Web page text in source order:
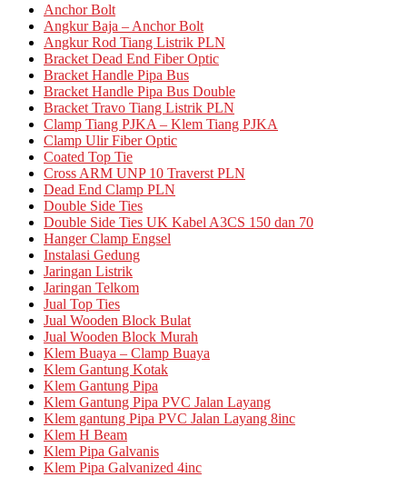
Anchor Bolt
Angkur Baja – Anchor Bolt
Angkur Rod Tiang Listrik PLN
Bracket Dead End Fiber Optic
Bracket Handle Pipa Bus
Bracket Handle Pipa Bus Double
Bracket Travo Tiang Listrik PLN
Clamp Tiang PJKA – Klem Tiang PJKA
Clamp Ulir Fiber Optic
Coated Top Tie
Cross ARM UNP 10 Traverst PLN
Dead End Clamp PLN
Double Side Ties
Double Side Ties UK Kabel A3CS 150 dan 70
Hanger Clamp Engsel
Instalasi Gedung
Jaringan Listrik
Jaringan Telkom
Jual Top Ties
Jual Wooden Block Bulat
Jual Wooden Block Murah
Klem Buaya – Clamp Buaya
Klem Gantung Kotak
Klem Gantung Pipa
Klem Gantung Pipa PVC Jalan Layang
Klem gantung Pipa PVC Jalan Layang 8inc
Klem H Beam
Klem Pipa Galvanis
Klem Pipa Galvanized 4inc